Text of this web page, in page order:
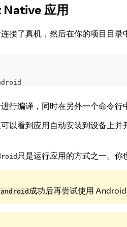
Native 应用
接了真机，然后在你的项目目录
行编译，同时在另外一个命令行
以看到应用自动安装到设备上
只是运行应用的方式之一。
成功后再尝试使用